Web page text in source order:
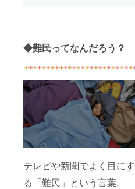
◆難民ってなんだろう？
テレビや新聞でよく目にす
る「難民」という言葉。